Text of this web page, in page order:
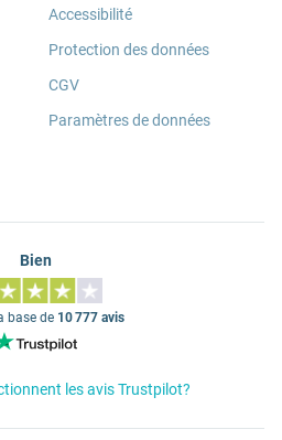
Accessibilité
Protection des données
CGV
Paramètres de données
Bien
base de 10 777 avis
les avis Trustpilot?